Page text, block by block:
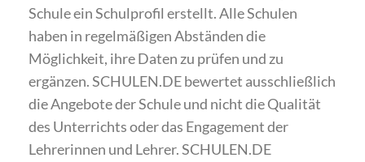
Schule ein Schulprofil erstellt. Alle Schulen
haben in regelmäßigen Abständen die
Möglichkeit, ihre Daten zu prüfen und zu
ergänzen. SCHULEN.DE bewertet ausschließlich
die Angebote der Schule und nicht die Qualität
des Unterrichts oder das Engagement der
Lehrerinnen und Lehrer. SCHULEN.DE